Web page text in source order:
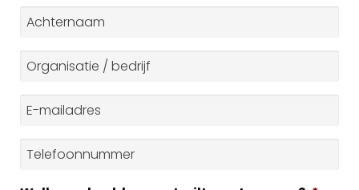
Voornaam
Organisatie
bedrijf *
E-
mailadres *
Telefoonnummer